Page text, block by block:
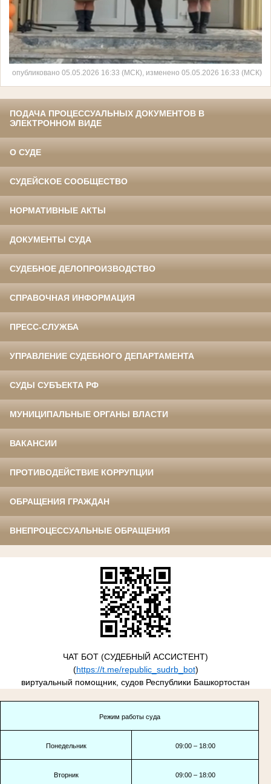
опубликовано 05.05.2026 16:33 (МСК), изменено 05.05.2026 16:33 (МСК)
ПОДАЧА ПРОЦЕССУАЛЬНЫХ ДОКУМЕНТОВ В
ЭЛЕКТРОННОМ ВИДЕ
О СУДЕ
СУДЕЙСКОЕ СООБЩЕСТВО
НОРМАТИВНЫЕ АКТЫ
ДОКУМЕНТЫ СУДА
СУДЕБНОЕ ДЕЛОПРОИЗВОДСТВО
СПРАВОЧНАЯ ИНФОРМАЦИЯ
ПРЕСС-СЛУЖБА
УПРАВЛЕНИЕ СУДЕБНОГО ДЕПАРТАМЕНТА
СУДЫ СУБЪЕКТА РФ
МУНИЦИПАЛЬНЫЕ ОРГАНЫ ВЛАСТИ
ВАКАНСИИ
ПРОТИВОДЕЙСТВИЕ КОРРУПЦИИ
ОБРАЩЕНИЯ ГРАЖДАН
ВНЕПРОЦЕССУАЛЬНЫЕ ОБРАЩЕНИЯ
ЧАТ БОТ (СУДЕБНЫЙ АССИСТЕНТ)
(https://t.me/republic_sudrb_bot)
виртуальный помощник, судов Республики Башкортостан
Режим работы суда
Понедельник 09:00 – 18:00
Вторник 09:00 – 18:00